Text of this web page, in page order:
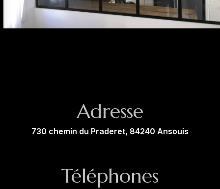
Adresse
730 chemin du Praderet, 84240 Ansouis
Téléphones